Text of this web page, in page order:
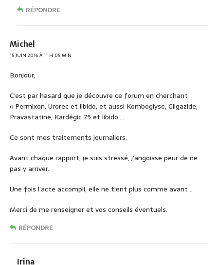
RÉPONDRE
Michel
15 JUIN 2016 À 11 H 05 MIN
Bonjour,
C’est par hasard que je découvre ce forum en cherchant
« Permixon, Urorec et libido, et aussi Komboglyse, Gligazide,
Pravastatine, Kardégic 75 et libido….
Ce sont mes traitements journaliers.
Avant chaque rapport, je suis stressé, j’angoisse peur de ne
pas y arriver.
Une fois l’acte accompli, elle ne tient plus comme avant ..
Merci de me renseigner et vos conseils éventuels.
RÉPONDRE
Irina